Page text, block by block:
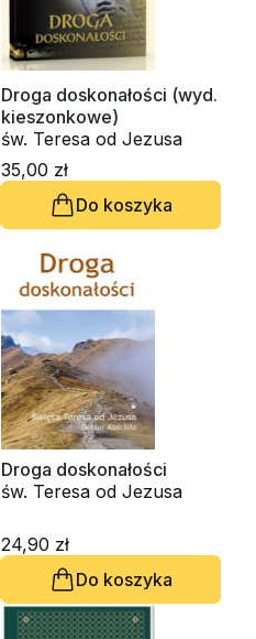
Droga doskonałości (wyd.
kieszonkowe)
św. Teresa od Jezusa
35,00 zł
Do koszyka
Droga doskonałości
św. Teresa od Jezusa
24,90 zł
Do koszyka